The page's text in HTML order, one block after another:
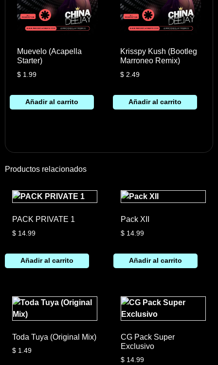
Muevelo (Acapella
Starter)
$1.99
Añadir al carrito
Krisspy Kush (Bootleg
Marroneo Remix)
$ 2.49
Añadir al carrito
Productos relacionados
PACK PRIVATE 1
$ 14.99
Añadir al carrito
Pack XII
$14.99
Añadir al carrito
Toda Tuya (Original Mix)
$ 1.49
CG Pack Super
Exclusivo
$14.99